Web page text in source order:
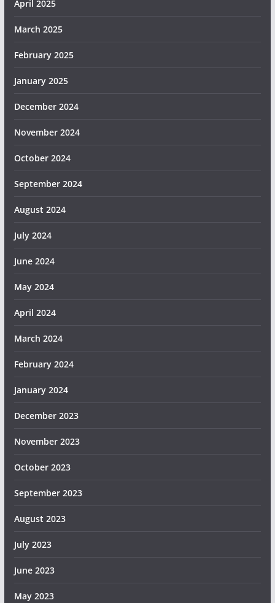
April 2025
March 2025
February 2025
January 2025
December 2024
November 2024
October 2024
September 2024
August 2024
July 2024
June 2024
May 2024
April 2024
March 2024
February 2024
January 2024
December 2023
November 2023
October 2023
September 2023
August 2023
July 2023
June 2023
May 2023